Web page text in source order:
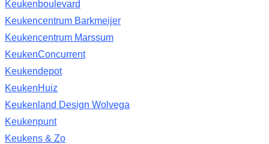
Keukenboulevard
Keukencentrum Barkmeijer
Keukencentrum Marssum
KeukenConcurrent
Keukendepot
KeukenHuiz
Keukenland Design Wolvega
Keukenpunt
Keukens & Zo